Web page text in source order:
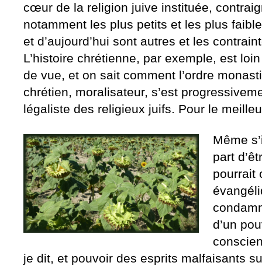
cœur de la religion juive instituée,
notamment les plus petits et les plus
et d’aujourd’hui sont autres et les
L’histoire chrétienne, par exemple, est
de vue, et on sait comment l’ordre
chrétien, moralisateur, s’est
légaliste des religieux juifs. Pour le
Même
part
pourrait
d’un
je dit, et pouvoir des esprits malfaisants